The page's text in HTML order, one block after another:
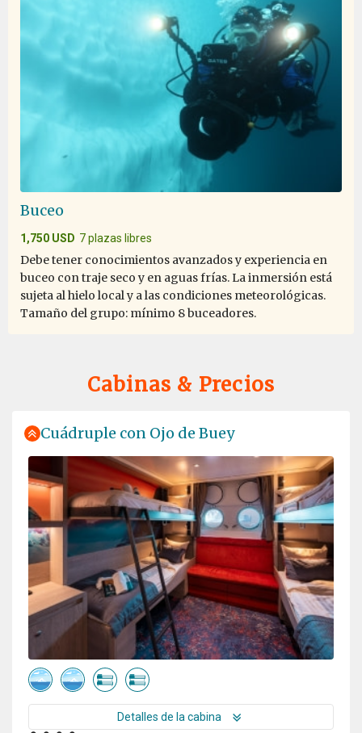
expeditionteam and hospitalityteam on the ship.
Life experience
Most of the time it was enjoyable, there were a few
once in a lifetime
i dream about this trip allmost 10 years, i save money for
my lifetime experience and if you still dream and never
experience and i live any seconds with open heart.
One of the Lifetime experience
por Elene Tan Antártida
One of the best cruise and trip I join so far. The
expedition team really go way beyond, very passionate
about their job. The activities very well organized. Even
the lecture was very informative. I definitely will join
this expedition again in future.
Buceo
1,750 USD 7 plazas libres
Debe tener conocimientos avanzados y experiencia en
buceo con traje seco y en aguas frías. La inmersión está
sujeta al hielo local y a las condiciones meteorológicas.
Tamaño del grupo: mínimo 8 buceadores.
Cabinas & Precios
Cuádruple con Ojo de Buey
Detalles de la cabina